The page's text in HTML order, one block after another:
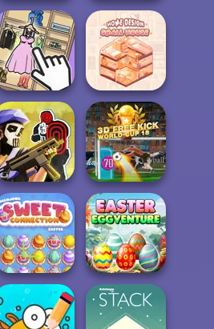
Spring Tile
Master
Draw To Smash!
Organize It
Home Design:
Small House
Tom Clancy's
Shootout
3D Free Kick
World Cup 18